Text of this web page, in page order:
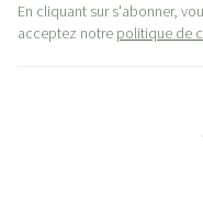
En cliquant sur s'abonner,
acceptez notre politique de